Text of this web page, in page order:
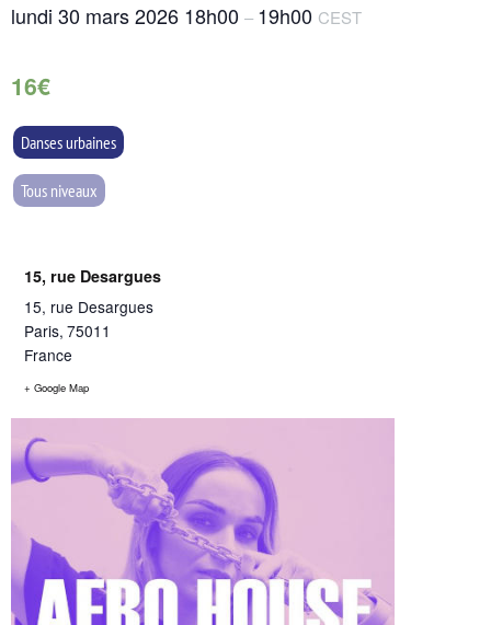
lundi 30 mars 2026 18h00 – 19h00 CEST
16€
Danses urbaines
Tous niveaux
15, rue Desargues
15, rue Desargues
Paris, 75011
France
+ Google Map